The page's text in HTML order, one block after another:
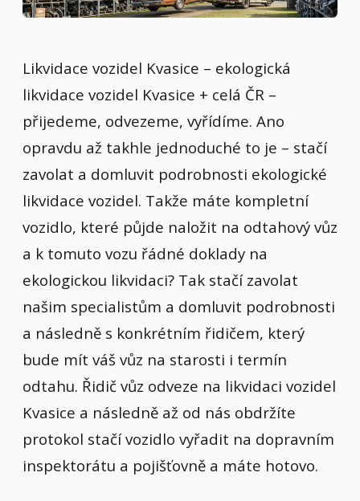
Likvidace vozidel Kvasice – ekologická
likvidace vozidel Kvasice + celá ČR –
přijedeme, odvezeme, vyřídíme. Ano
opravdu až takhle jednoduché to je – stačí
zavolat a domluvit podrobnosti ekologické
likvidace vozidel. Takže máte kompletní
vozidlo, které půjde naložit na odtahový vůz
a k tomuto vozu řádné doklady na
ekologickou likvidaci? Tak stačí zavolat
našim specialistům a domluvit podrobnosti
a následně s konkrétním řidičem, který
bude mít váš vůz na starosti i termín
odtahu. Řidič vůz odveze na likvidaci vozidel
Kvasice a následně až od nás obdržíte
protokol stačí vozidlo vyřadit na dopravním
inspektorátu a pojišťovně a máte hotovo.